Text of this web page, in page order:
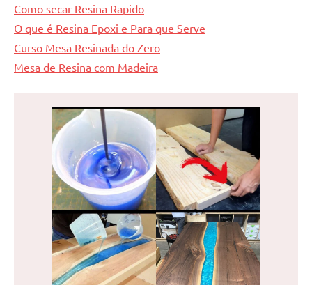
Como secar Resina Rapido
O que é Resina Epoxi e Para que Serve
Curso Mesa Resinada do Zero
Mesa de Resina com Madeira